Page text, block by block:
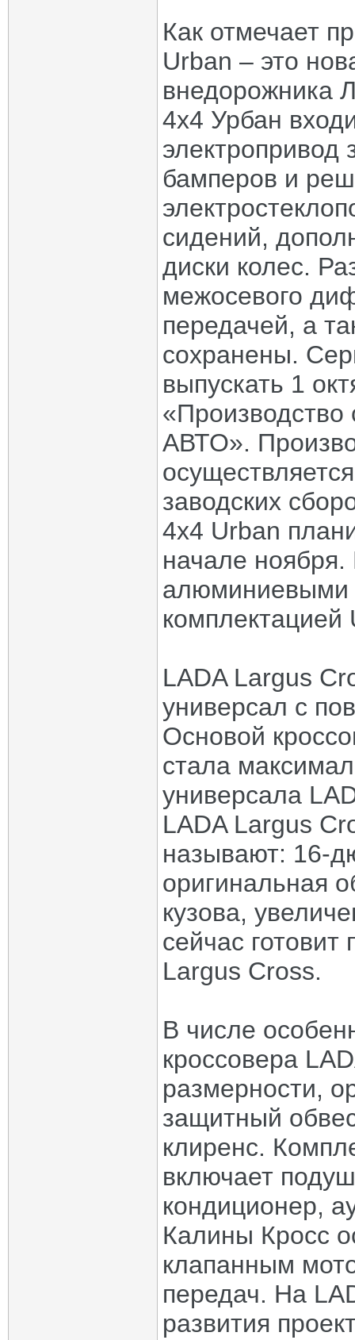
Как отмечает
Urban – это
внедорожника
4х4 Урбан
электропривод
бамперов и
сидений,
диски колес.
межосевого
передачей, а
сохранены.
выпускать 1
АВТО».
заводских
4х4 Urban
начале ноября.
алюминиевыми
комплектацией
LADA Largus
универсал с
Основой
стала
универсала
LADA Largus
называют: 16-
оригинальная
кузова,
сейчас готовит
Largus Cross.
В числе
кроссовера
размерности,
защитный
клиренс.
включает
кондиционер,
Калины Кросс
клапанным
передач. На
развития